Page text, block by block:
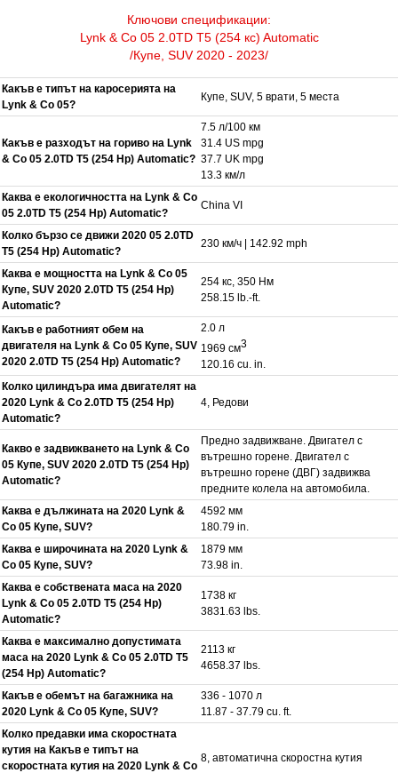
Ключови спецификации:
Lynk & Co 05 2.0TD T5 (254 кс) Automatic
/Купе, SUV 2020 - 2023/
Какъв е типът на каросерията на
Lynk & Co 05?
Купе, SUV, 5 врати, 5 места
Какъв е разходът на гориво на Lynk
& Co 05 2.0TD T5 (254 Hp) Automatic?
7.5 л/100 км
31.4 US mpg
37.7 UK mpg
13.3 км/л
Каква е екологичността на Lynk & Co
05 2.0TD T5 (254 Hp) Automatic?
China VI
Колко бързо се движи 2020 05 2.0TD
T5 (254 Hp) Automatic?
230 км/ч | 142.92 mph
Каква е мощността на Lynk & Co 05
Купе, SUV 2020 2.0TD T5 (254 Hp)
Automatic?
254 кс, 350 Нм
258.15 lb.-ft.
Какъв е работният обем на
двигателя на Lynk & Co 05 Купе, SUV
2020 2.0TD T5 (254 Hp) Automatic?
2.0 л
1969 см3
120.16 cu. in.
Колко цилиндъра има двигателят на
2020 Lynk & Co 2.0TD T5 (254 Hp)
Automatic?
4, Редови
Какво е задвижването на Lynk & Co
05 Купе, SUV 2020 2.0TD T5 (254 Hp)
Automatic?
Предно задвижване. Двигател с
вътрешно горене. Двигател с
вътрешно горене (ДВГ) задвижва
предните колела на автомобила.
Каква е дължината на 2020 Lynk &
Co 05 Купе, SUV?
4592 мм
180.79 in.
Каква е широчината на 2020 Lynk &
Co 05 Купе, SUV?
1879 мм
73.98 in.
Каква е собствената маса на 2020
Lynk & Co 05 2.0TD T5 (254 Hp)
Automatic?
1738 кг
3831.63 lbs.
Каква е максимално допустимата
маса на 2020 Lynk & Co 05 2.0TD T5
(254 Hp) Automatic?
2113 кг
4658.37 lbs.
Какъв е обемът на багажника на
2020 Lynk & Co 05 Купе, SUV?
336 - 1070 л
11.87 - 37.79 cu. ft.
Колко предавки има скоростната
кутия на Какъв е типът на
скоростната кутия на 2020 Lynk & Co
8, автоматична скоростна кутия